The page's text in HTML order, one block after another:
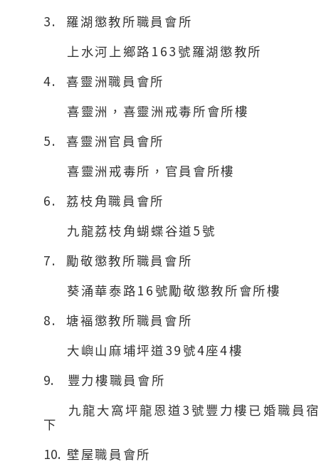
3. 羅湖懲教所職員會所
上水河上鄉路 163 號羅湖懲教所
4.喜靈洲職員會所
喜靈洲，喜靈洲戒毒所會所樓
5.喜靈洲官員會所
喜靈洲戒毒所，官員會所樓
6. 荔枝角職員會所
九龍荔枝角蝴蝶谷道 5 號
7. 勵敬懲教所職員會所
葵涌華泰路 16 號勵敬懲教所會所樓
8.塘褔懲教所職員會所
大嶼山 麻埔坪道 39 號4座4樓
9. 豐力樓職員會所
九龍大窩坪龍恩道 3 號豐力樓已婚職員
下
10. 壁屋職員會所